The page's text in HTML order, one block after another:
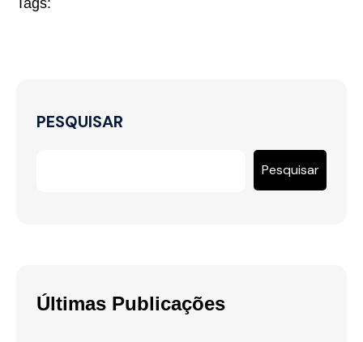
PESQUISAR
Pesquisar
Últimas Publicações